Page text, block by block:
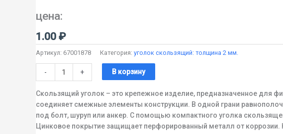
цена:
1.00 ₽
Артикул: 67001878 Категория: уголок скользящий: толщина 2 мм.
- + В корзину
Скользящий уголок – это крепежное изделие, предназначенное для
соединяет смежные элементы конструкции. В одной грани
под болт, шуруп или анкер. С помощью компактного уголка
Цинковое покрытие защищает перфорированный металл от